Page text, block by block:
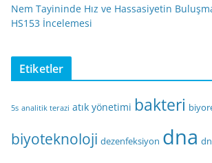
Nem Tayininde Hız ve Hassasiyetin
HS153 İncelemesi
Etiketler
5s analitik terazi atık yönetimi bakteri
biyoteknoloji dezenfeksiyon dna